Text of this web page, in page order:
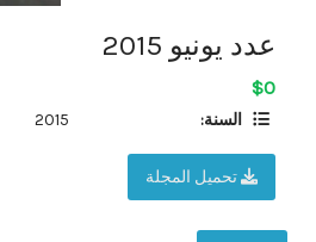
عدد يونيو 2015
$0
السنة: 2015
تحميل المجلة